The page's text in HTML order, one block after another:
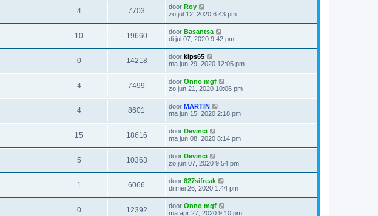
4 7703 door Roy
zo jul 12, 2020 6:43 pm
10 19660 door Basantsa
di jul 07, 2020 9:42 pm
0 14218 door kips65
ma jun 29, 2020 12:05 pm
4 7499 door Onno mgf
zo jun 21, 2020 10:06 pm
4 8601 door MARTIN
ma jun 15, 2020 2:18 pm
15 18616 door Devinci
ma jun 08, 2020 8:14 pm
5 10363 door Devinci
zo jun 07, 2020 9:54 pm
1 6066 door 827sifreak
di mei 26, 2020 1:44 pm
0 12392 door Onno mgf
ma apr 27, 2020 9:10 pm